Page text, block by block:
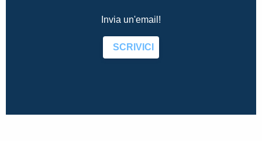
Invia un'email!
SCRIVICI